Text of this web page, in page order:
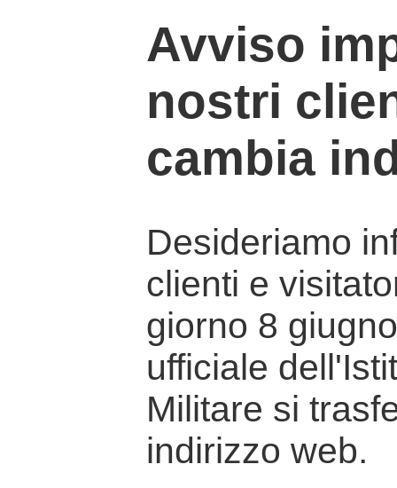
Avviso
nostri
cambia
Desideriamo
clienti e
giorno 8
ufficiale
Militare si
indirizzo web.